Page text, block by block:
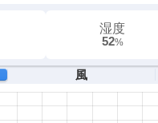
湿度
52%
風